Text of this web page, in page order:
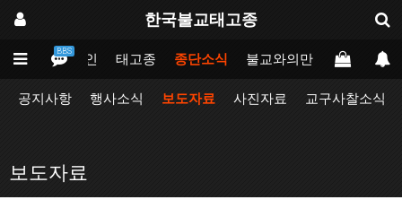
한국불교태고종
BBS
메인 태고종 종단소식 불교와의만남 업무포털
공지사항 행사소식 보도자료 사진자료 교구사찰소식
보도자료